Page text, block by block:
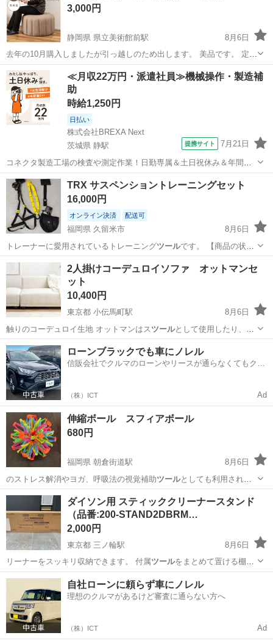
3,000円
静岡県 県立美術館前駅
8月6日
去年の10月購入しましたが引っ越しのため出します。 美品です。 定価
13000円でした。 色はベージュ 高さ35センチ
静岡 静岡市 県立美術館前駅 ソファ ベージュ
≪月収22万円・派遣社員≫機械操作・製造補
助
時給1,250円
日払い
株式会社BREXA Next
茨城県 静駅
提携サイト 7月21日
コネクタ製造工場の検査や測定作業！日勤専属＆土日祝休み＆年間休
日128日★クリーンルーム内作業★マイカー通勤OK＆無料駐車場あり
★就業先食堂利用可！日払い制度あり！《茨城県常陸大宮市》 人気の
工場のお仕事 ◇コネクタ製造工...
茨城 常陸大宮市
TRX サスペンショントレーニングセット
16,000円
オンライン決済 配送可
福岡県 久留米市
8月6日
トレーナーに愛用されているトレーニングツールです。 【商品の状
態】 数回のみ使用…
福岡 久留米市 フィットネス、トレーニング
2人掛けコーデュロイソファ オットマンセ
ット
10,400円
東京都 小伝馬町駅
8月6日
触りのコーデュロイ生地 オットマンはス ツールとして使用したり、ソ
ファと組み合わせて…
東京 中央区 小伝馬町駅 ソファ
ローンブラックでも車にノレル
信販会社でクルマのローンやリースが通らなくてもクル
（株）ICT Ad
伸縮ボール スフィアボール
680円
福岡県 朝倉街道駅
8月6日
のストレス解消やヨガ、呼吸法の視覚補助ツールとしても利用されて
います。 ⭐️お値…
福岡 筑紫野市 朝倉街道駅 おもちゃ ボール
ダイソン用 スティッククリーナースタンド
（品番:200-STAND2DBRM…
2,000円
東京都 三ノ輪駅
8月6日
リーナーをスッキリ収納できます。 付属ツールをまとめて置ける棚板
と、 電源タップ・…
東京 台東区 三ノ輪駅 その他
自社ローンに頼らず車にノレル
理想のクルマがあるけど審査に通らない方へ
（株）ICT Ad